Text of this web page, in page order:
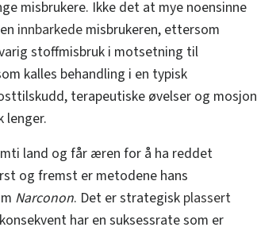
misbrukere. Ikke det at mye noensinne
innbarkede misbrukeren, ettersom
stoffmisbruk i motsetning til
kalles behandling i en typisk
terapeutiske øvelser og mosjon
lenger.
land og får æren for å ha reddet
og fremst er metodene hans
Narconon. Det er strategisk plassert
har en suksessrate som er